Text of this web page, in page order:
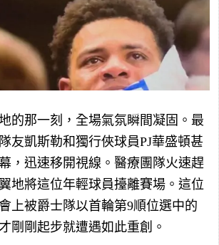
的那一刻，全場氣氛瞬間凝固。最
凱斯勒和獨行俠球員PJ華盛頓甚
，迅速移開視線。醫療團隊火速趕
地將這位年輕球員擡離賽場。這位
上被爵士隊以首輪第9順位選中的
剛剛起步就遭遇如此重創。